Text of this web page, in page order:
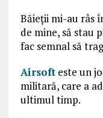
Băieţii mi-au râs
de mine, să stau
fac semnal să
Airsofteste un
militară, care a
ultimul timp.